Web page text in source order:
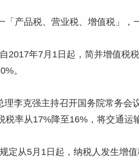
产品税、营业税、增值税」，
2017年7月1日起，简并增值税
。
李克强主持召开国务院常务会
税率从17%降至16%，将交通
定从5月1日起，纳税人发生增